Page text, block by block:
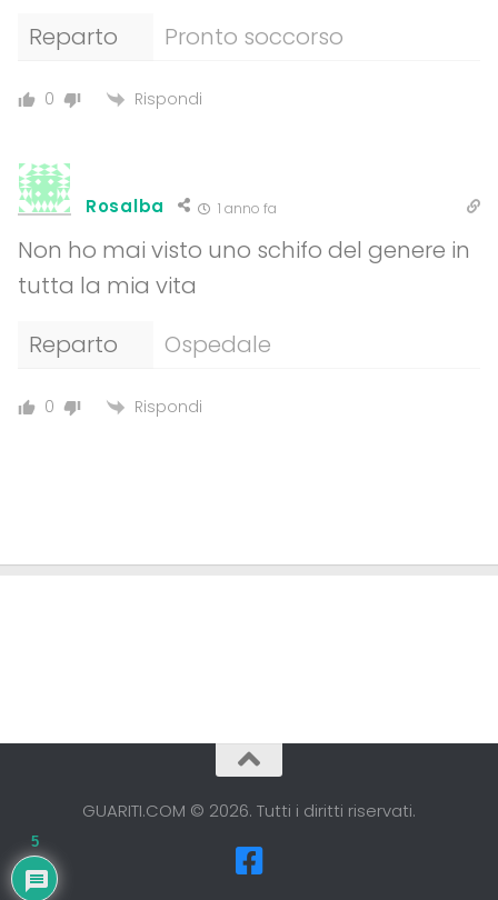
Reparto
Pronto soccorso
0 Rispondi
Rosalba 1 anno fa
Non ho mai visto uno schifo del genere in
tutta la mia vita
Reparto
Ospedale
0 Rispondi
GUARITI.COM © 2026. Tutti i diritti riservati.
5